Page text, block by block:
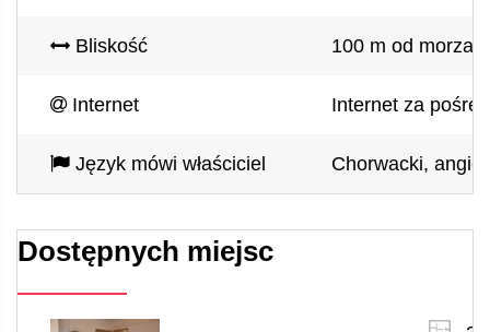
Bliskość 100 m od morza,
Internet Internet za
Język mówi właściciel Chorwacki,
Dostępnych miejsc